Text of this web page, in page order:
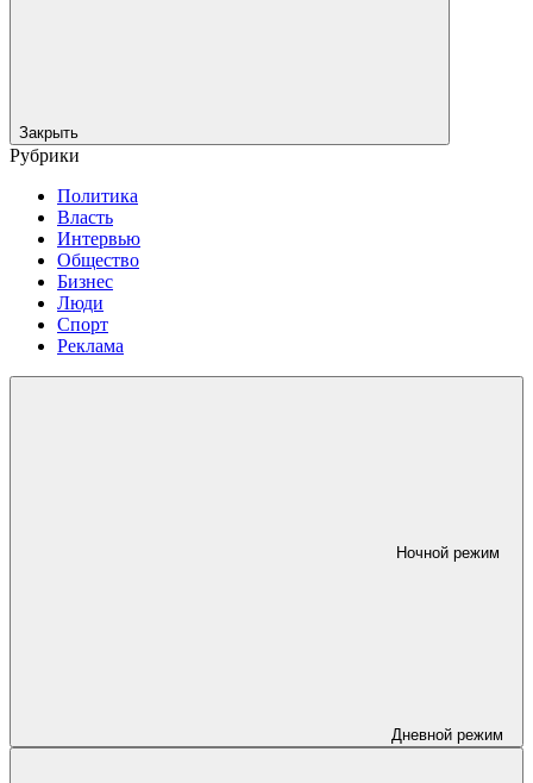
Закрыть
Рубрики
Политика
Власть
Интервью
Общество
Бизнес
Люди
Спорт
Реклама
Ночной режим
Дневной режим